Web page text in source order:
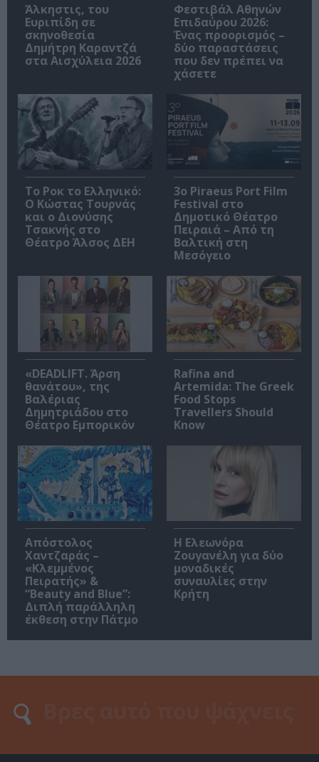
Άλκηστις, του
Ευριπίδη σε
σκηνοθεσία
Δημήτρη Καραντζά
στα Αισχύλεια 2026
Φεστιβάλ Αθηνών
Επιδαύρου 2026:
Ένας προορισμός –
δύο παραστάσεις
που δεν πρέπει να
χάσετε
Το Ροκ το Ελληνικό:
Ο Κώστας Τουρνάς
και ο Διονύσης
Τσακνής στο
Θέατρο Άλσος ΔΕΗ
3o Piraeus Port Film
Festival στο
Δημοτικό Θέατρο
Πειραιά – Από τη
Βαλτική στη
Μεσόγειο
«DEADLIFT. Άρση
θανάτου», της
Βαλέριας
Δημητριάδου στο
Θέατρο Εμπορικόν
Rafina and
Artemida: The Greek
Food Stops
Travellers Should
Know
Απόστολος
Χαντζαράς –
«Κλεμμένος
Πειρατής» &
“Beauty and Blue”:
Διπλή παράλληλη
έκθεση στην Πάτμο
Η Ελεωνόρα
Ζουγανέλη για δύο
μοναδικές
συναυλίες στην
Κρήτη